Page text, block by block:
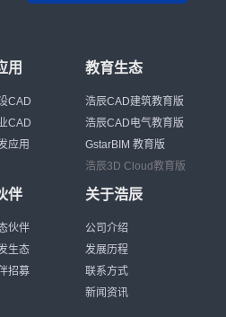
用
CAD
CAD
应用
教育生态
浩辰CAD建筑教育版
浩辰CAD电气教育版
GstarBIM 教育版
浩辰3D Cloud教育版
伴
伙伴
生态
招募
关于浩辰
公司介绍
发展历程
联系方式
新闻资讯